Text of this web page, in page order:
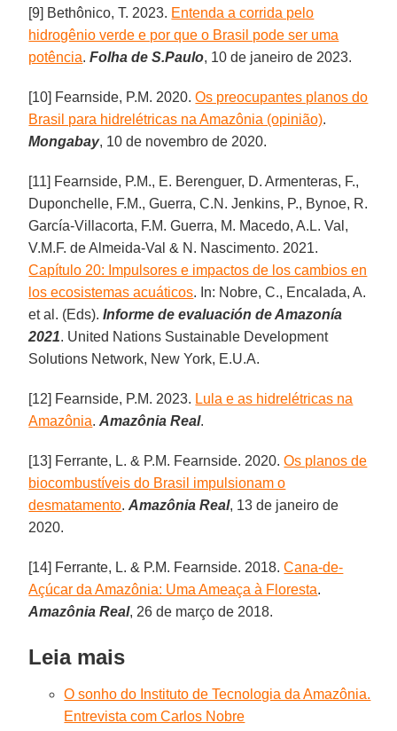
[9] Bethônico, T. 2023. Entenda a corrida pelo
hidrogênio verde e por que o Brasil pode ser uma
potência.Folha de S.Paulo, 10 de janeiro de 2023.
[10] Fearnside, P.M. 2020.Os preocupantes planos do
Brasil para hidrelétricas na Amazônia (opinião).
Mongabay, 10 de novembro de 2020.
[11] Fearnside, P.M., E. Berenguer, D. Armenteras, F.,
Duponchelle, F.M., Guerra, C.N. Jenkins, P., Bynoe, R.
García-Villacorta, F.M. Guerra, M. Macedo, A.L. Val,
V.M.F. de Almeida-Val & N. Nascimento. 2021.
Capítulo 20: Impulsores e impactos de los cambios en
los ecosistemas acuáticos. In: Nobre, C., Encalada, A.
et al. (Eds).Informe de evaluación de Amazonía
2021. United Nations Sustainable Development
Solutions Network, New York, E.U.A.
[12] Fearnside, P.M. 2023. Lula e as hidrelétricas na
Amazônia.Amazônia Real.
[13] Ferrante, L. & P.M. Fearnside. 2020.Os planos de
biocombustíveis do Brasil impulsionam o
desmatamento.Amazônia Real, 13 de janeiro de
2020.
[14] Ferrante, L. & P.M. Fearnside. 2018.Cana-de-
Açúcar da Amazônia: Uma Ameaça à Floresta.
Amazônia Real, 26 de março de 2018.
Leia mais
O sonho do Instituto de Tecnologia da Amazônia.
Entrevista com Carlos Nobre